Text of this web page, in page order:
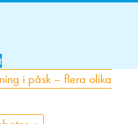
i påsk – flera olika